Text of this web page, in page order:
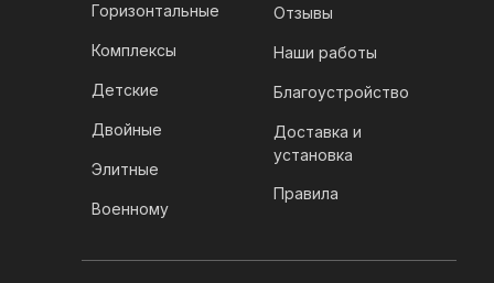
Горизонтальные
Комплексы
Детские
Двойные
Элитные
Военному
Отзывы
Наши работы
Благоустройство
Доставка и
установка
Правила